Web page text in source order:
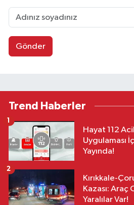
Gönder
Trend Haberler
Hayat 112
Uygulaması
Yayında!
1
Kırıkkale-
Kazası: Araç
Yaralılar Var!
2